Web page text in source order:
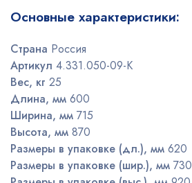
Основные характеристики:
Страна Россия
Артикул 4.331.050-09-К
Вес, кг 25
Длина, мм 600
Ширина, мм 715
Высота, мм 870
Размеры в упаковке (дл.), мм 620
Размеры в упаковке (шир.), мм 730